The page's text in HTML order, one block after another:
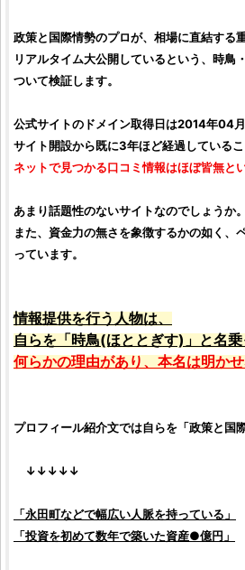
政策と国際情勢のプロが、相場に直結する
リアルタイム大公開しているという、 時鳥
ついて検証します。
公式サイトのドメイン取得日は2014年04月
サイト開設から既に3年ほど経過しているこ
ネットで見つかる口コミ情報はほぼ皆無と
あまり話題性のないサイトなのでしょうか。
また、資金力の無さを象徴するかの如く、
っています。
情報提供を行う人物は、
自らを「時鳥(ほととぎす)」と名乗
何らかの理由があり、本名は明か
プロフィール紹介文では自らを「政策と国
↓↓↓↓↓
「永田町などで幅広い人脈を持っている」
「投資を初めて数年で築いた資産●億円」